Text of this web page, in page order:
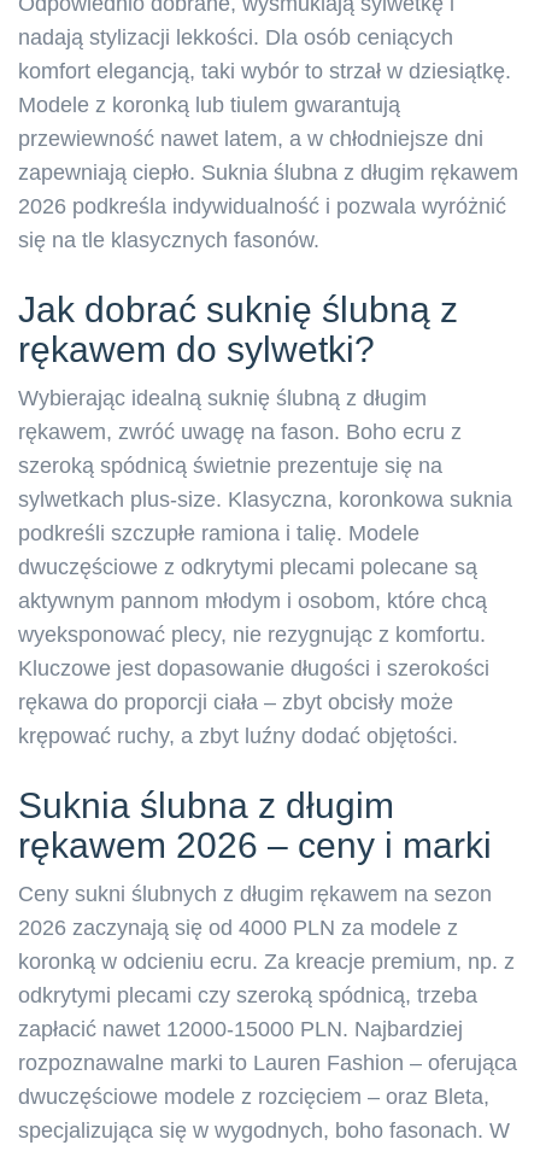
nadają stylizacji lekkości. Dla osób ceniących
komfort elegancją, taki wybór to strzał w dziesiątkę.
Modele z koronką lub tiulem gwarantują
przewiewność nawet latem, a w chłodniejsze dni
zapewniają ciepło. Suknia ślubna z długim rękawem
2026 podkreśla indywidualność i pozwala wyróżnić
się na tle klasycznych fasonów.
Jak dobrać suknię ślubną z
rękawem do sylwetki?
Wybierając idealną suknię ślubną z długim
rękawem, zwróć uwagę na fason. Boho ecru z
szeroką spódnicą świetnie prezentuje się na
sylwetkach plus-size. Klasyczna, koronkowa suknia
podkreśli szczupłe ramiona i talię. Modele
dwuczęściowe z odkrytymi plecami polecane są
aktywnym pannom młodym i osobom, które chcą
wyeksponować plecy, nie rezygnując z komfortu.
Kluczowe jest dopasowanie długości i szerokości
rękawa do proporcji ciała – zbyt obcisły może
krępować ruchy, a zbyt luźny dodać objętości.
Suknia ślubna z długim
rękawem 2026 – ceny i marki
Ceny sukni ślubnych z długim rękawem na sezon
2026 zaczynają się od 4000 PLN za modele z
koronką w odcieniu ecru. Za kreacje premium, np. z
odkrytymi plecami czy szeroką spódnicą, trzeba
zapłacić nawet 12000-15000 PLN. Najbardziej
rozpoznawalne marki to Lauren Fashion – oferująca
dwuczęściowe modele z rozcięciem – oraz Bleta,
specjalizująca się w wygodnych, boho fasonach. W